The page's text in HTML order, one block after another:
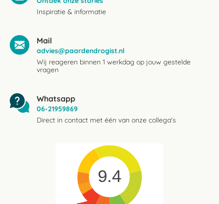
Inspiratie & informatie
Mail
advies@paardendrogist.nl
Wij reageren binnen 1 werkdag op jouw gestelde
vragen
Whatsapp
06-21959869
Direct in contact met één van onze collega's
9.4